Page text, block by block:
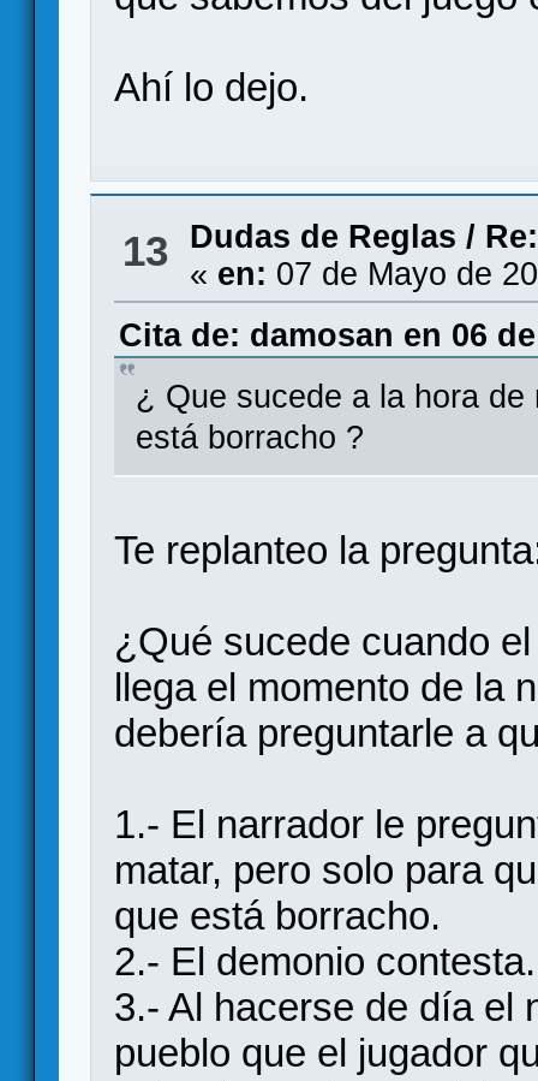
Ahí lo dejo.
13 Dudas de Reglas /
« en: 07 de Mayo de
Cita de: damosan en 06
¿ Que sucede a la hora
está borracho ?
Te replanteo la
¿Qué sucede cuando
llega el momento de la
debería preguntarle a
1.- El narrador le
matar, pero solo para
que está borracho.
2.- El demonio contesta.
3.- Al hacerse de día el
pueblo que el jugador